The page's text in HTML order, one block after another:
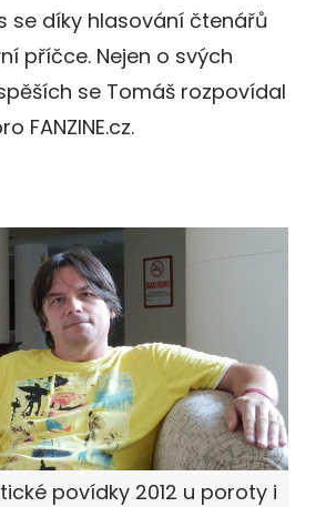
se díky hlasování čtenářů
příčce. Nejen o svých
se Tomáš rozpovídal
FANZINE.cz.
povídky 2012 u poroty i